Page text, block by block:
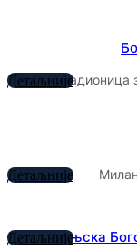
радионица
Детаљније
Детаљније
Казањска
Детаљније